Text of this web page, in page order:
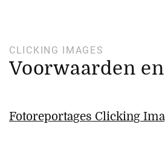
CLICKING IMAGES
Voorwaarden
Fotoreportages Clicking